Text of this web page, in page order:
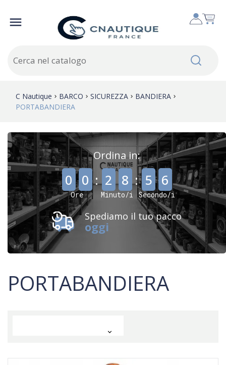

C Nautique BARCO SICUREZZA
BANDIERA
PORTABANDIERA
Ordina in:
0 0 :
Ore
2 8 :
Minuto/i
, 5 6
Secondo/i
Spediamo il tuo pacco
oggi
PORTABANDIERA
